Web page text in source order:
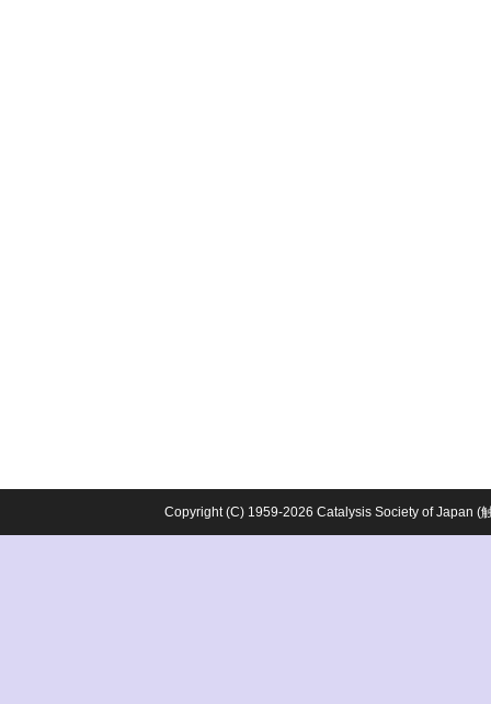
Copyright (C) 1959-2026 Catalysis Society of Japan (